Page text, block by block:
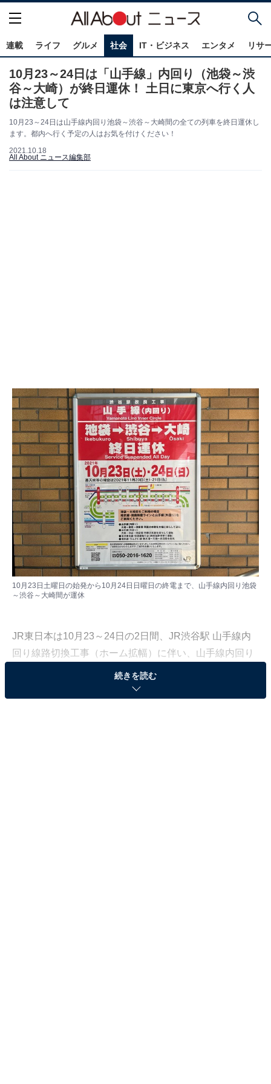
連載 ライフ グルメ 社会 IT・ビジネス エンタメ リサ
10月23～24日は「山手線」内回り（池袋～渋
谷～大崎）が終日運休！ 土日に東京へ行く人
は注意して
10月23～24日は山手線内回り池袋～渋谷～大崎間の全ての列車を終日運休し
ます。都内へ行く予定の人はお気を付けください！
2021.10.18
All About ニュース編集部
10月23日土曜日の始発から10月24日日曜日の終電まで、山手線内回り池袋
～渋谷～大崎間が運休
JR東日本は10月23～24日の2日間、JR渋谷駅 山手線内
回り線路切換工事（ホーム拡幅）に伴い、山手線内回り
池袋～渋谷～大崎間の全ての列車を終日運休します。
続きを読む